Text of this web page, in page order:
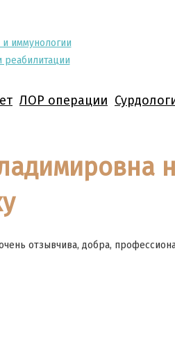
иммунологии
реабилитации
ЛОР операции
отзывчива, добра,